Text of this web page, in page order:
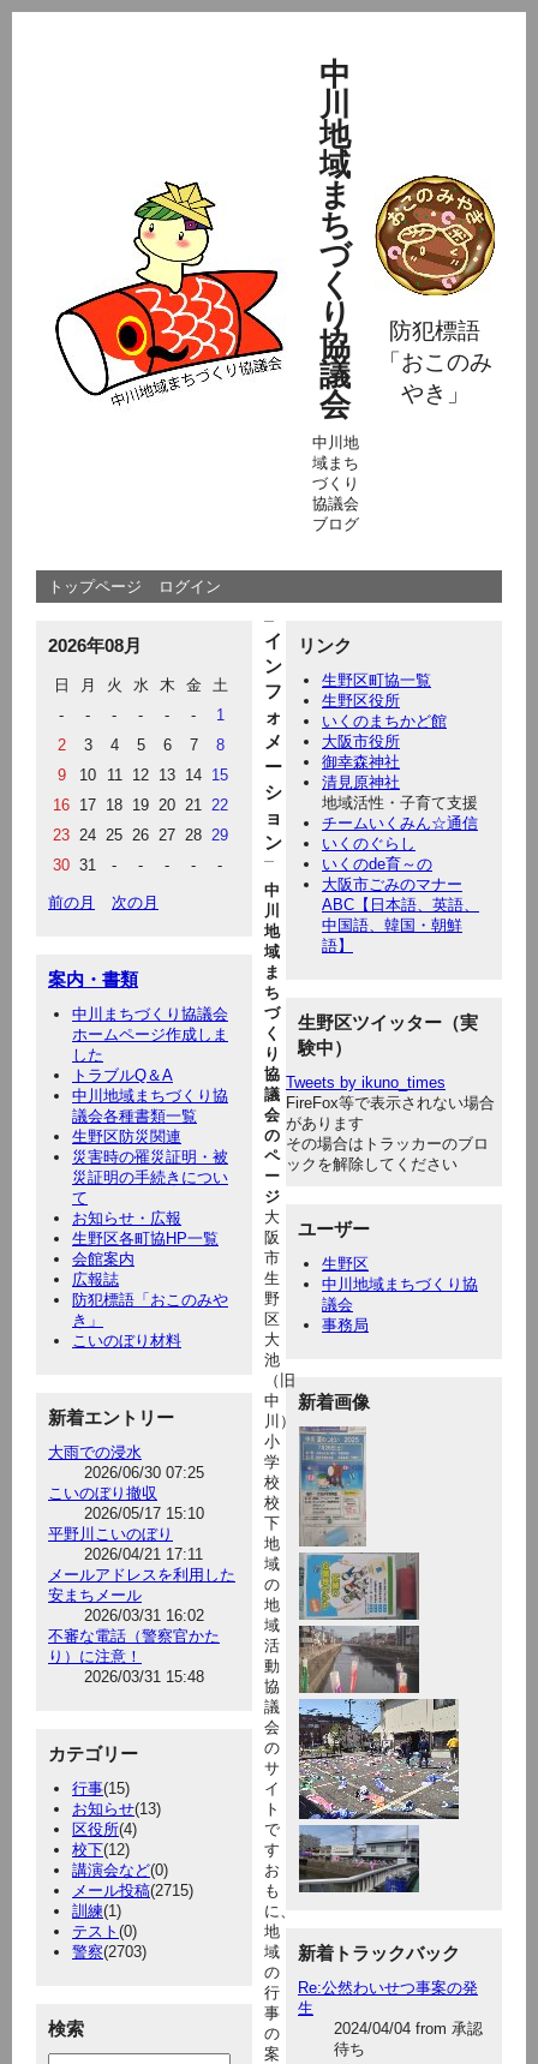
中
川
地
域
ま
ち
づ
く
り
協
議
会
中川地
域まち
づくり
協議会
ブログ
防犯標語
「おこのみ
やき」
トップページ ログイン
2026年08月
日 月 火 水 木 金
土
-
- - - - -
1
2
3 4 5 6 7
8
9
10 11 12 13 14 15
16 17 18 19 20 21 22
23 24 25 26 27 28 29
30 31 - - - - -
前の月 次の月
案内・書類
中川まちづくり協議会
ホームページ作成しま
した
トラブルQ＆A
中川地域まちづくり協
議会各種書類一覧
生野区防災関連
災害時の罹災証明・被
災証明の手続きについ
て
お知らせ・広報
生野区各町協HP一覧
会館案内
広報誌
防犯標語「おこのみや
き」
こいのぼり材料
新着エントリー
大雨での浸水
2026/06/30 07:25
こいのぼり撤収
2026/05/17 15:10
平野川こいのぼり
2026/04/21 17:11
メールアドレスを利用した
安まちメール
2026/03/31 16:02
不審な電話（警察官かた
り）に注意！
2026/03/31 15:48
カテゴリー
行事(15)
お知らせ(13)
区役所(4)
校下(12)
講演会など(0)
メール投稿(2715)
訓練(1)
テスト (0)
警察(2703)
検索
リンク
生野区町協一覧
生野区役所
いくのまちかど館
大阪市役所
御幸森神社
清見原神社
地域活性・子育て支援
チームいくみん☆通信
いくのぐらし
いくのde育～の
大阪市ごみのマナー
ABC【日本語、英語、
中国語、韓国・朝鮮
語】
生野区ツイッター（実
験中）
Tweets by ikuno_times
FireFox等で表示されない場合
があります
その場合はトラッカーのブロ
ックを解除してください
ユーザー
生野区
中川地域まちづくり協
議会
事務局
新着画像
新着トラックバック
Re:公然わいせつ事案の発
生
2024/04/04 from 承認
待ち
イ
ン
フ
ォ
メ
ー
シ
ョ
ン
中
川
地
域
ま
ち
づ
く
り
協
議
会
の
ペ
ー
ジ
大
阪
市
生
野
区
大
池
（旧
中
川）
小
学
校
校
下
地
域
の
地
域
活
動
協
議
会
の
サ
イ
ト
で
す
お
も
に、
地
域
の
行
事
の
案